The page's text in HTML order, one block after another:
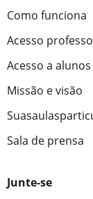
Como funciona
Acesso
Acesso a alunos
Missão e visão
Sala de prensa
Junte-se